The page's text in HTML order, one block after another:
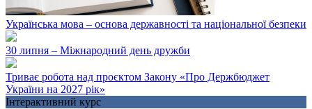
Українська мова – основа державності та національної безпеки
30 липня – Міжнародний день дружби
Триває робота над проєктом Закону «Про Держбюджет
України на 2027 рік»
Інтерактивний курс